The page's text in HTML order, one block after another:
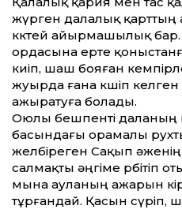
жүрген далалық
көктей айырмашылық бар.
ордасына ерте
киіп, шаш бояған
жуырда ғана көшіп
ажыратуға болады.
Оюлы бешпенті даланың
басындағы орамалы
желбіреген Сақып әженің
салмақты әңгіме өрбітіп
мына ауланың ажарын
тұрғандай. Қасын